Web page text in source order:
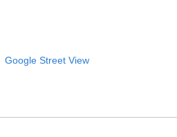
Google Street View